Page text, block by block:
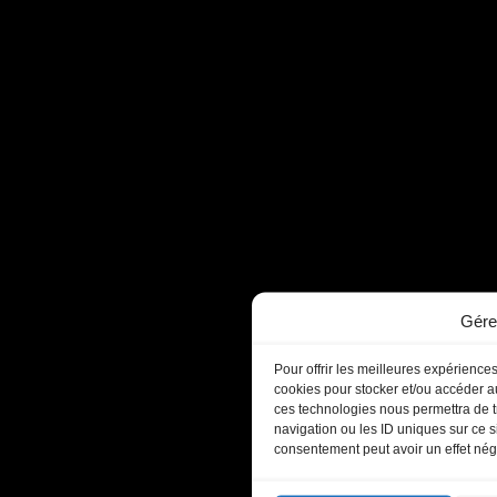
Pour offrir les meilleures
cookies pour stocker et/ou accéder
ces technologies nous permettra de
navigation ou les ID uniques sur ce
consentement peut avoir un effet